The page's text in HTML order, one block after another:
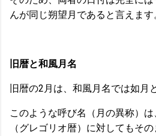
んが同じ朔望月であると言えます
旧暦と和風月名
旧暦の2月は、和風月名では如月
このような呼び名（月の異称）
（グレゴリオ暦）に対してもそ